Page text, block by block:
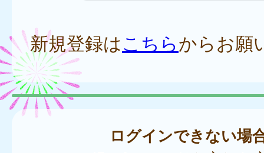
新規登録はこちらからお願
ログインできない場